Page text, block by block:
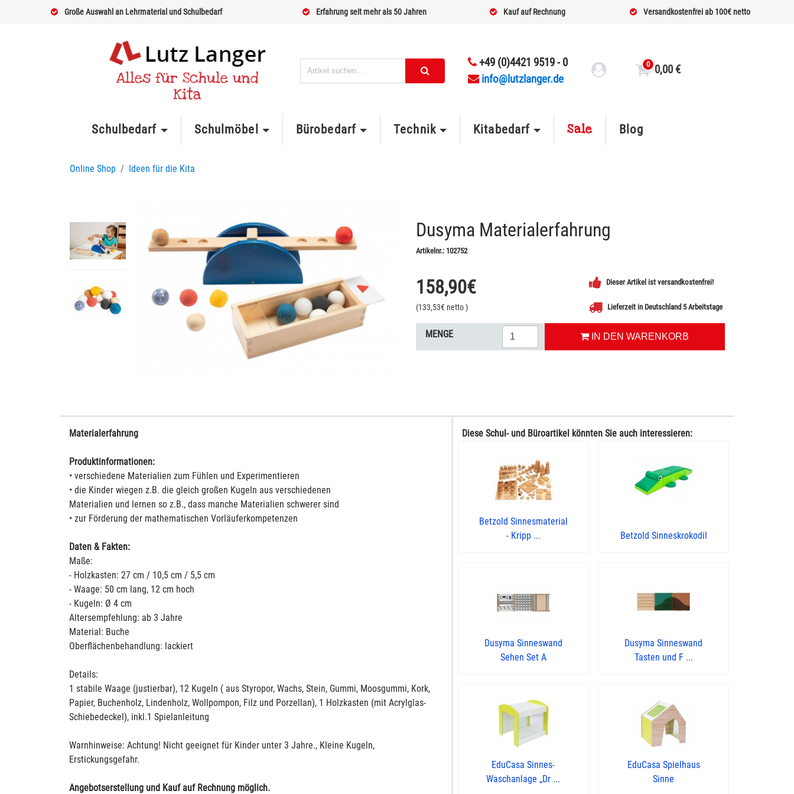
Große Auswahl an Lehrmaterial und Schulbedarf Erfahrung seit mehr als 50 Jahren Kauf auf Rechnung Versandkostenfrei ab 100€ netto
Alles für Schule und
Kita
+49 (0)4421 9519 - 0
info@lutzlanger.de
0 0,00 €
Schulbedarf Schulmöbel Bürobedarf Technik Kitabedarf Sale Blog
Online Shop Ideen für die Kita
Dusyma Materialerfahrung
Artikelnr.: 102752
158,90€
(133,53€ netto)
Dieser Artikel ist versandkostenfrei!
Lieferzeit in Deutschland 5 Arbeitstage
MENGE IN DEN WARENKORB
Materialerfahrung
Produktinformationen:
• verschiedene Materialien zum Fühlen und Experimentieren
• die Kinder wiegen z.B. die gleich großen Kugeln aus verschiedenen
Materialien und lernen so z.B., dass manche Materialien schwerer sind
• zur Förderung der mathematischen Vorläuferkompetenzen
Daten & Fakten:
Maße:
- Holzkasten: 27 cm / 10,5 cm / 5,5 cm
- Waage: 50 cm lang, 12 cm hoch
- Kugeln: Ø 4 cm
Altersempfehlung: ab 3 Jahre
Material: Buche
Oberflächenbehandlung: lackiert
Details:
1 stabile Waage (justierbar), 12 Kugeln ( aus Styropor, Wachs, Stein, Gummi, Moosgummi, Kork,
Papier, Buchenholz, Lindenholz, Wollpompon, Filz und Porzellan), 1 Holzkasten (mit Acrylglas-
Schiebedeckel), inkl.1 Spielanleitung
Warnhinweise: Achtung! Nicht geeignet für Kinder unter 3 Jahre., Kleine Kugeln,
Erstickungsgefahr.
Angebotserstellung und Kauf auf Rechnung möglich.
Diese Schul- und Büroartikel könnten Sie auch interessieren:
Betzold Sinnesmaterial
- Kripp ...
Betzold Sinneskrokodil
Dusyma Sinneswand
Sehen Set A
Dusyma Sinneswand
Tasten und F ...
EduCasa Sinnes-
Waschanlage „Dr ...
EduCasa Spielhaus
Sinne